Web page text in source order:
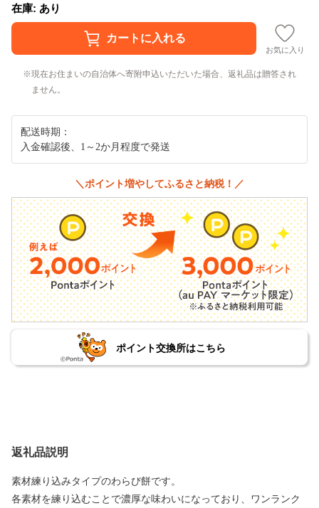
在庫: あり
お気に入り
現在お住まいの自治体へ寄附申込いただいた場合、返礼品は贈答され
ません。
配送時期：
入金確認後、1～2か月程度で発送
＼ポイント増やしてふるさと納税！／
ポイント交換所はこちら
返礼品説明
素材練り込みタイプのわらび餅です。
各素材を練り込むことで濃厚な味わいになっており、ワンランク